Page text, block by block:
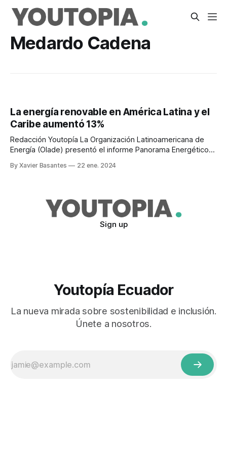
Medardo Cadena
La energía renovable en América Latina y el
Caribe aumentó 13%
Redacción Youtopía La Organización Latinoamericana de
Energía (Olade) presentó el informe Panorama Energético
Renovables en el orden del 13%. La capacidad de
significativamente: eólica 10% y solar
By Xavier Basantes 22 ene. 2024
Sign up
Youtopía Ecuador
La nueva mirada sobre sostenibilidad e inclusión.
Únete a nosotros.